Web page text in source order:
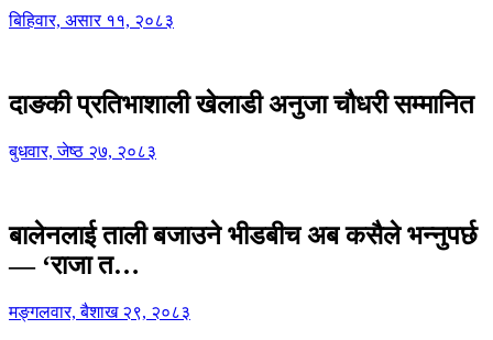
बिहिवार, असार ११, २०८३
दाङकी प्रतिभाशाली खेलाडी अनुजा चौधरी सम्मानित
बुधवार, जेष्ठ २७, २०८३
बालेनलाई ताली बजाउने भीडबीच अब कसैले भन्नुपर्छ
— ‘राजा त…
मङ्गलवार, बैशाख २९, २०८३